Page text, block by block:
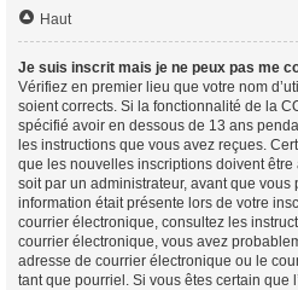
Haut
Je suis inscrit mais je ne peux pas me
Vérifiez en premier lieu que votre nom
soient corrects. Si la fonctionnalité de la
spécifié avoir en dessous de 13 ans
les instructions que vous avez reçues.
que les nouvelles inscriptions doivent
soit par un administrateur, avant que
information était présente lors de votre
courrier électronique, consultez les
courrier électronique, vous avez
adresse de courrier électronique ou le
tant que pourriel. Si vous êtes certain que